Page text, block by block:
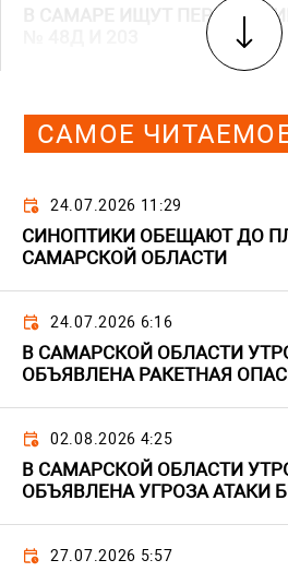
В САМАРЕ ИЩУТ
САМОЕ
24.07.2026 11:29
СИНОПТИКИ ОБЕЩАЮТ ДО
САМАРСКОЙ ОБЛАСТИ
24.07.2026 6:16
В САМАРСКОЙ ОБЛАСТИ
ОБЪЯВЛЕНА РАКЕТНАЯ
02.08.2026 4:25
В САМАРСКОЙ ОБЛАСТИ
ОБЪЯВЛЕНА УГРОЗА АТАКИ
27.07.2026 5:57